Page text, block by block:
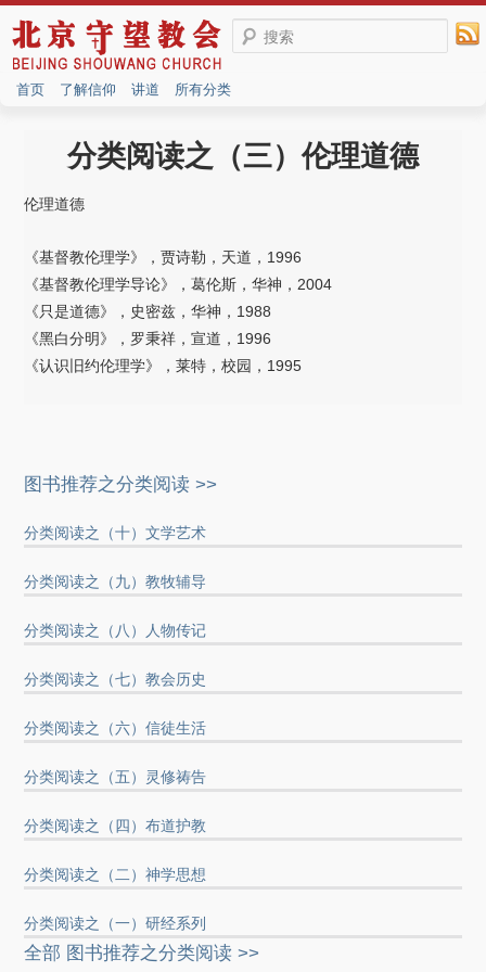
搜索
首页 了解信仰 讲道 所有分类
分类阅读之（三）伦理道德
伦理道德
《基督教伦理学》，贾诗勒，天道，1996
《基督教伦理学导论》，葛伦斯，华神，2004
《只是道德》，史密兹，华神，1988
《黑白分明》，罗秉祥，宣道，1996
《认识旧约伦理学》，莱特，校园，1995
图书推荐之分类阅读 >>
分类阅读之（十）文学艺术
分类阅读之（九）教牧辅导
分类阅读之（八）人物传记
分类阅读之（七）教会历史
分类阅读之（六）信徒生活
分类阅读之（五）灵修祷告
分类阅读之（四）布道护教
分类阅读之（二）神学思想
分类阅读之（一）研经系列
全部 图书推荐之分类阅读 >>